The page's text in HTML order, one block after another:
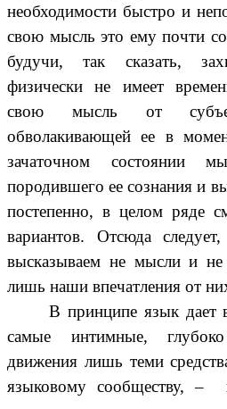
необходимости быстро и
свою мысль это ему почти
будучи, так сказать,
физически не имеет
свою мысль от
обволакивающей ее в
зачаточном состоянии
породившего ее сознания и
постепенно, в целом ряде
вариантов. Отсюда
высказываем не мысли и
лишь наши впечатления от
В принципе язык дает
самые интимные,
движения лишь теми
языковому сообществу,